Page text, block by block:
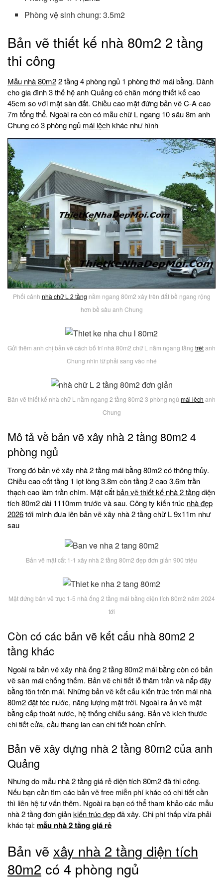
Phòng vệ sinh chung: 3.5m2
Bản vẽ thiết kế nhà 80m2 2 tầng
thi công
Mẫu nhà 80m22 tầng 4 phòng ngủ 1 phòng thờ mái bằng. Dành
cho gia đình 3 thế hệ anh Quảng có chân móng thiết kế cao
45cm so với mặt sàn đất. Chiều cao mặt đứng bản vẽ C-A cao
7m tổng thể. Ngoài ra còn có mẫu chữ L ngang 10 sâu 8m anh
Chung có 3 phòng ngủ mái lệchkhác như hình
Phối cảnh nhà chữ L 2 tầng nằm ngang 80m2 xây trên đất bề ngang rộng
hơn bề sâu anh Chung
Gửi thêm anh chị bản vẽ cách bố trí nhà 80m2 chữ L nằm ngang tầng trệtanh
Chung nhìn từ phải sang vào nhé
Bản vẽ thiết kế nhà chữ L nằm ngang 2 tầng 80m2 3 phòng ngủ mái lệch anh
Chung
Mô tả về bản vẽ xây nhà 2 tầng 80m2 4
phòng ngủ
Trong đó bản vẽ xây nhà 2 tầng mái bằng 80m2 có thông thủy.
Chiều cao cốt tầng 1 lọt lòng 3.8m còn tầng 2 cao 3.6m trần
thạch cao làm trần chìm. Mặt cắtbản vẽ thiết kế nhà 2 tầngdiện
tích 80m2 dài 1110mm trước và sau. Công ty kiến trúc nhà đẹp
2026tới mình đưa lên bản vẽ xây nhà 2 tầng chữ L 9x11m như
sau
Bản vẽ mặt cắt 1-1 xây nhà 2 tầng 80m2 đẹp đơn giản 900 triệu
Mặt đứng bản vẽ trục 1-5 nhà ống 2 tầng mái bằng diện tích 80m2 năm 2024
tới
Còn có các bản vẽ kết cấu nhà 80m2 2
tầng khác
Ngoài ra bản vẽ xây nhà ống 2 tầng 80m2 mái bằng còn có bản
vẽ sàn mái chống thếm. Bản vẽ chi tiết lỗ thăm trần và nắp đậy
bằng tôn trên mái. Những bản vẽ kết cấu kiến trúc trên mái nhà
80m2 đặt téc nước, năng lượng mặt trời. Ngoài ra ản vẽ mặt
bằng cấp thoát nước, hệ thống chiếu sáng. Bản vẽ kích thước
chi tiết cửa, cầu thang lan can chi tiết hoàn chỉnh.
Bản vẽ xây dựng nhà 2 tầng 80m2 của anh
Quảng
Nhưng do mẫu nhà 2 tầng giá rẻ diện tích 80m2 đã thi công.
Nếu bạn cần tìm các bản vẽ free miễn phí khác có chi tiết cần
thì liên hệ tư vấn thêm. Ngoài ra bạn có thể tham khảo các mẫu
nhà 2 tầng đơn giảnkiến trúc đẹpđã xây. Chi phí thấp vừa phải
khác tại: mẫu nhà 2 tầng giá rẻ
Bản vẽ xây nhà 2 tầng diện tích
80m2 có 4 phòng ngủ